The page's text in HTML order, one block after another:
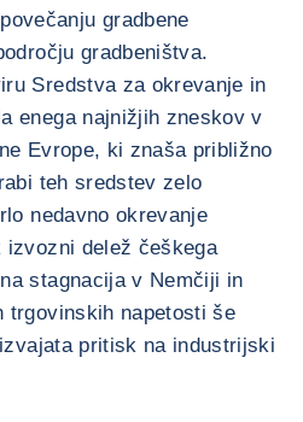
gradbene
gradbeništva.
Sredstva za okrevanje in
enega najnižjih zneskov v
Evrope, ki znaša približno
teh sredstev zelo
nedavno okrevanje
izvozni delež češkega
stagnacija v Nemčiji in
trgovinskih napetosti še
pritisk na industrijski